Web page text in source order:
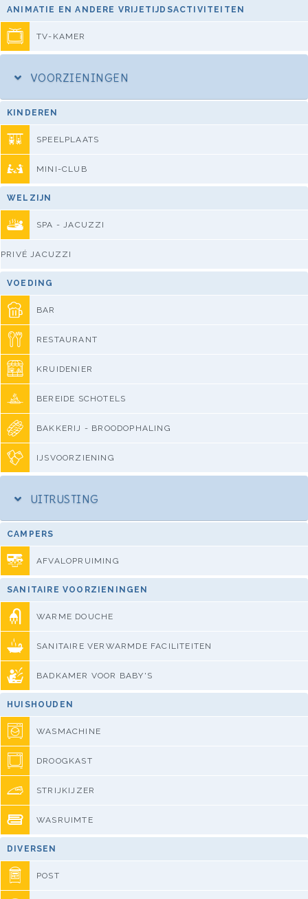
ANIMATIE EN ANDERE VRIJETIJDSACTIVITEITEN
TV-KAMER
VOORZIENINGEN
KINDEREN
SPEELPLAATS
MINI-CLUB
WELZIJN
SPA - JACUZZI
PRIVÉ JACUZZI
VOEDING
BAR
RESTAURANT
KRUIDENIER
BEREIDE SCHOTELS
BAKKERIJ - BROODOPHALING
IJSVOORZIENING
UITRUSTING
CAMPERS
AFVALOPRUIMING
SANITAIRE VOORZIENINGEN
WARME DOUCHE
SANITAIRE VERWARMDE FACILITEITEN
BADKAMER VOOR BABY'S
HUISHOUDEN
WASMACHINE
DROOGKAST
STRIJKIJZER
WASRUIMTE
DIVERSEN
POST